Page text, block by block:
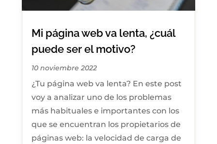
Mi página web va lenta, ¿cuál
puede ser el motivo?
10 noviembre 2022
¿Tu página web va lenta? En este post
voy a analizar uno de los problemas
más habituales e importantes con los
que se encuentran los propietarios de
páginas web: la velocidad de carga de